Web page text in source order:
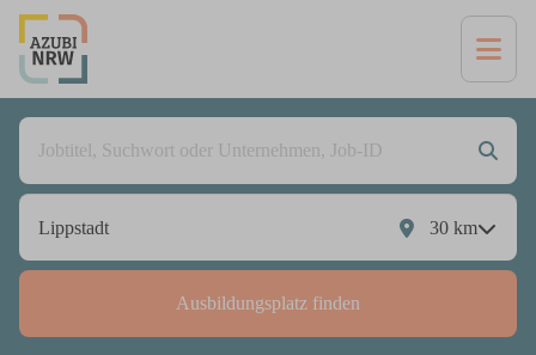
30 km
Ausbildungsplatz finden